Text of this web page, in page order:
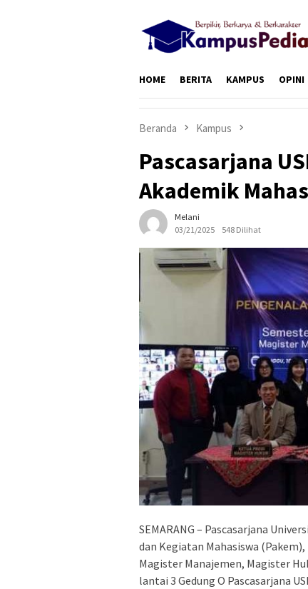
HOME BERITA KAMPUS OPINI
Beranda Kampus
Pascasarjana
Akademik
Melani
03/21/2025
548 Dilihat
SEMARANG – Pascasarjana
dan Kegiatan Mahasiswa
Magister Manajemen, Magister
lantai 3 Gedung O Pascasarjana